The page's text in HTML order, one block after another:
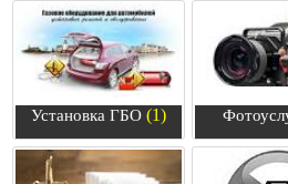
Установка ГБО (1)